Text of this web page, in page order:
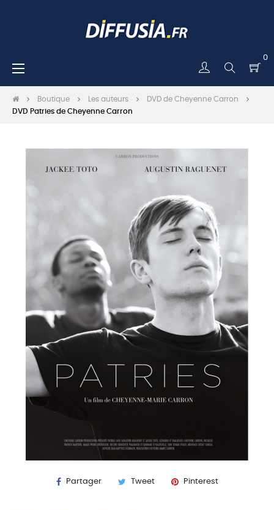
0
Basculer
☰
Boutique Les auteurs
DVD de Cheyenne Carron
DVD Patries de Cheyenne Carron
Partager Tweet Pinterest